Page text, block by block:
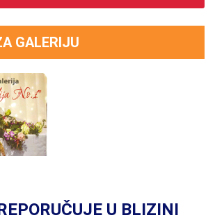
GALERIJU
U BLIZINI